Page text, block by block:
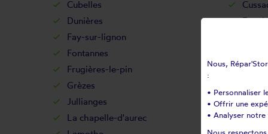
Cubelles
Dunières
Fay-sur-lignon
Fontannes
Frugières-le-pin
Grèzes
Jullianges
La
La chapelle-d'aurec
La
Nous,
:
• Personnaliser
• Offrir une
• Analyser notre